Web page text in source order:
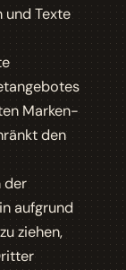
und Texte
Marken-
den
der
aufgrund
ziehen,